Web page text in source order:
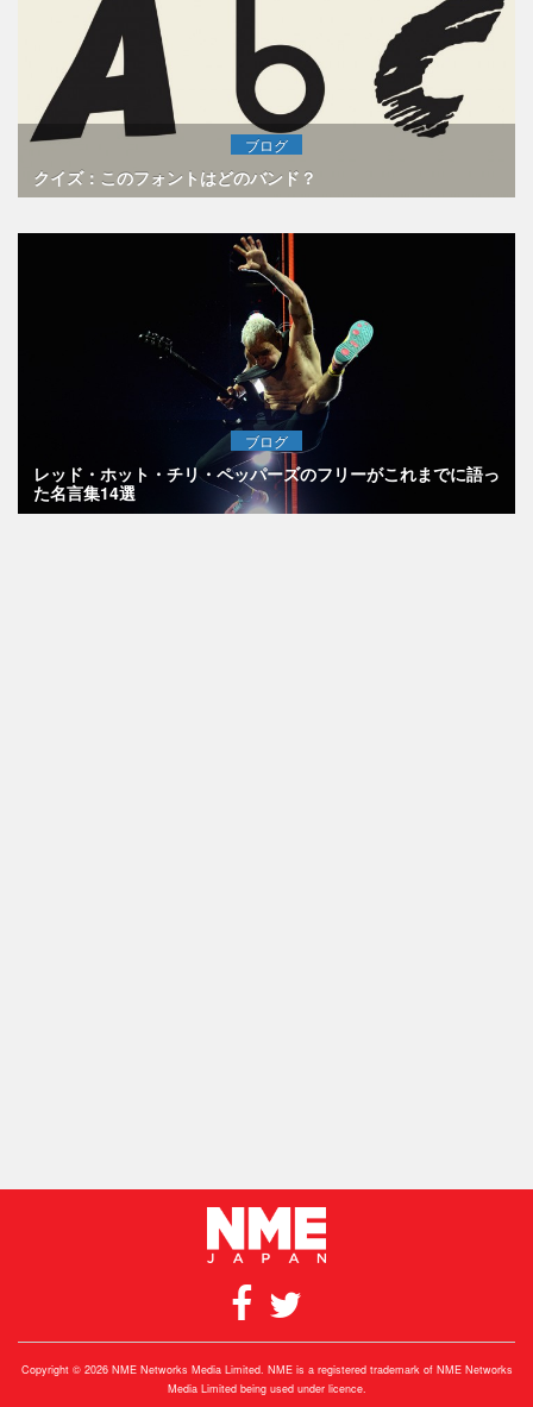
ブログ
クイズ：このフォントはどのバンド？
ブログ
レッド・ホット・チリ・ペッパーズのフリーがこれまでに語っ
た名言集14選
Copyright © 2026 NME Networks Media Limited. NME is a registered trademark of NME Networks
Media Limited being used under licence.